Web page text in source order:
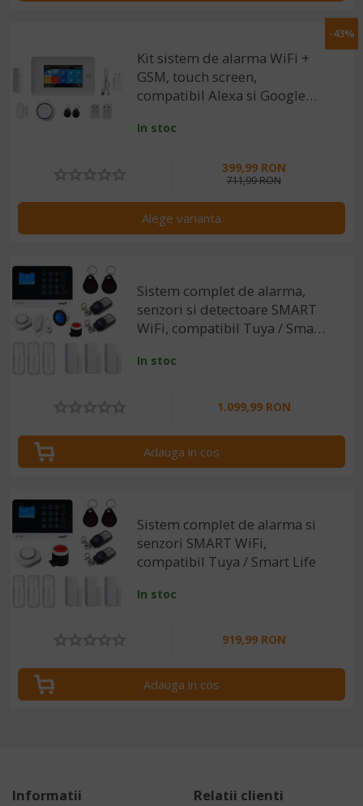
-43%
Kit sistem de alarma WiFi +
GSM, touch screen,
compatibil Alexa si Google
In stoc
399,99 RON
711,99 RON
Alege varianta
Sistem complet de alarma,
senzori si detectoare SMART
WiFi, compatibil Tuya / Smart
In stoc
1.099,99 RON
Adauga in cos
Sistem complet de alarma si
senzori SMART WiFi,
compatibil Tuya / Smart Life
In stoc
919,99 RON
Adauga in cos
Informatii Relatii clienti